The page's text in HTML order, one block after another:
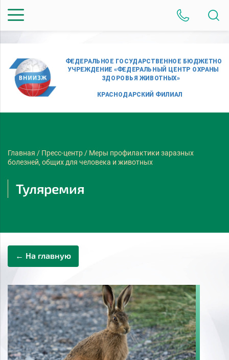
Главная / Пресс-центр / Меры профилактики заразных
болезней, общих для человека и животных
Туляремия
← На главную